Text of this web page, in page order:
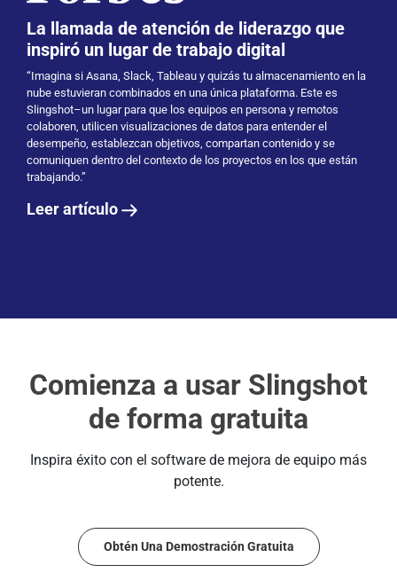
La llamada de atención de liderazgo que
inspiró un lugar de trabajo digital
“Imagina si Asana, Slack, Tableau y quizás tu almacenamiento en la
nube estuvieran combinados en una única plataforma. Este es
Slingshot–un lugar para que los equipos en persona y remotos
colaboren, utilicen visualizaciones de datos para entender el
desempeño, establezcan objetivos, compartan contenido y se
comuniquen dentro del contexto de los proyectos en los que están
trabajando.”
Leer artículo
Comienza a usar Slingshot
de forma gratuita
Inspira éxito con el software de mejora de equipo más
potente.
Obtén Una Demostración Gratuita